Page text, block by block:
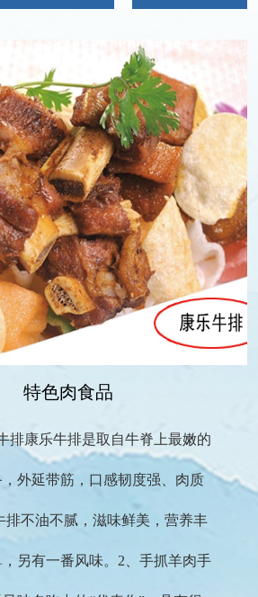
特色肉食品
排康乐牛排是取自牛脊上最嫩的
外延带筋，口感韧度强、肉质
排不油不腻，滋味鲜美，营养丰
另有一番风味。2、手抓羊肉手